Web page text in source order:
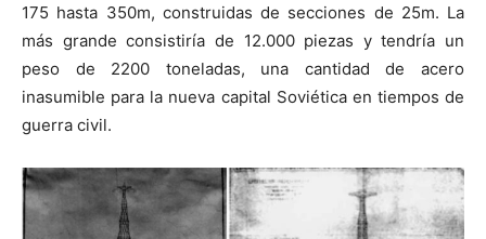
175 hasta 350m, construidas de secciones de 25m. La
más grande consistiría de 12.000 piezas y tendría un
peso de 2200 toneladas, una cantidad de acero
inasumible para la nueva capital Soviética en tiempos de
guerra civil.